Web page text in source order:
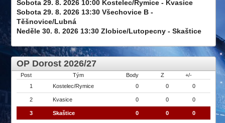
Sobota 29. 8. 2026 10:00 Kostelec/Rymice - Kvasice
Sobota 29. 8. 2026 13:30 Všechovice B -
Těšnovice/Lubná
Neděle 30. 8. 2026 13:30 Zlobice/Lutopecny - Skaštice
OP Dorost 2026/27
Post Tým Body Z
+/-
1
Kostelec/Rymice 0 0 0
2 Kvasice 0 0 0
3 Skaštice 0 0 0